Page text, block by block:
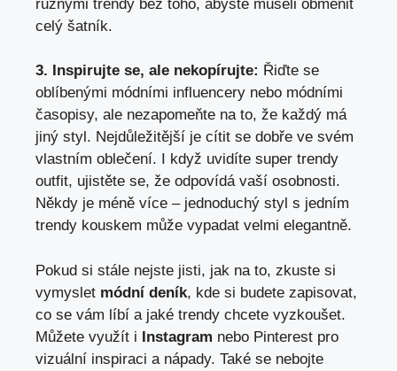
různými trendy bez toho, abyste museli obměnit
celý šatník.
3. Inspirujte se, ale nekopírujte: Řiďte se
oblíbenými módními influencery nebo módními
časopisy, ale nezapomeňte na to, že každý má
jiný styl. Nejdůležitější je cítit se dobře ve svém
vlastním oblečení. I když uvidíte super trendy
outfit, ujistěte se, že odpovídá vaší osobnosti.
Někdy je méně více – jednoduchý styl s jedním
trendy kouskem může vypadat velmi elegantně.
Pokud si stále nejste jisti, jak na to, zkuste si
vymyslet módní deník, kde si budete zapisovat,
co se vám líbí a jaké trendy chcete vyzkoušet.
Můžete využít i Instagram nebo Pinterest pro
vizuální inspiraci a nápady. Také se nebojte